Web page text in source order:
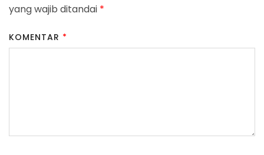
yang wajib ditandai *
KOMENTAR *